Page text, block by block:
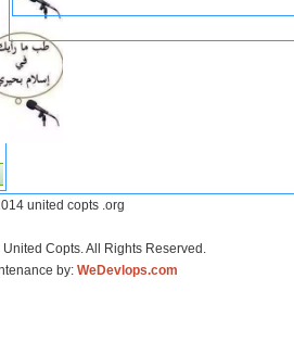
united copts .org
Copts. All Rights Reserved.
by: WeDevlops.com